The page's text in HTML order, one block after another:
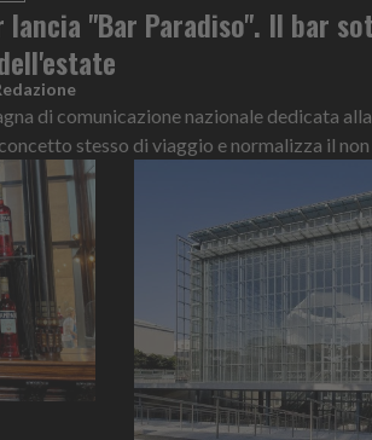
lancia "Bar Paradiso". Il bar
di comunicazione nazionale dedicata
stesso di viaggio e normalizza il